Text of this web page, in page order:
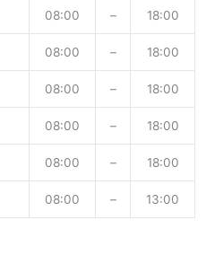
08:00 – 18:00
08:00 – 18:00
08:00 – 18:00
08:00 – 18:00
08:00 – 18:00
08:00 – 13:00